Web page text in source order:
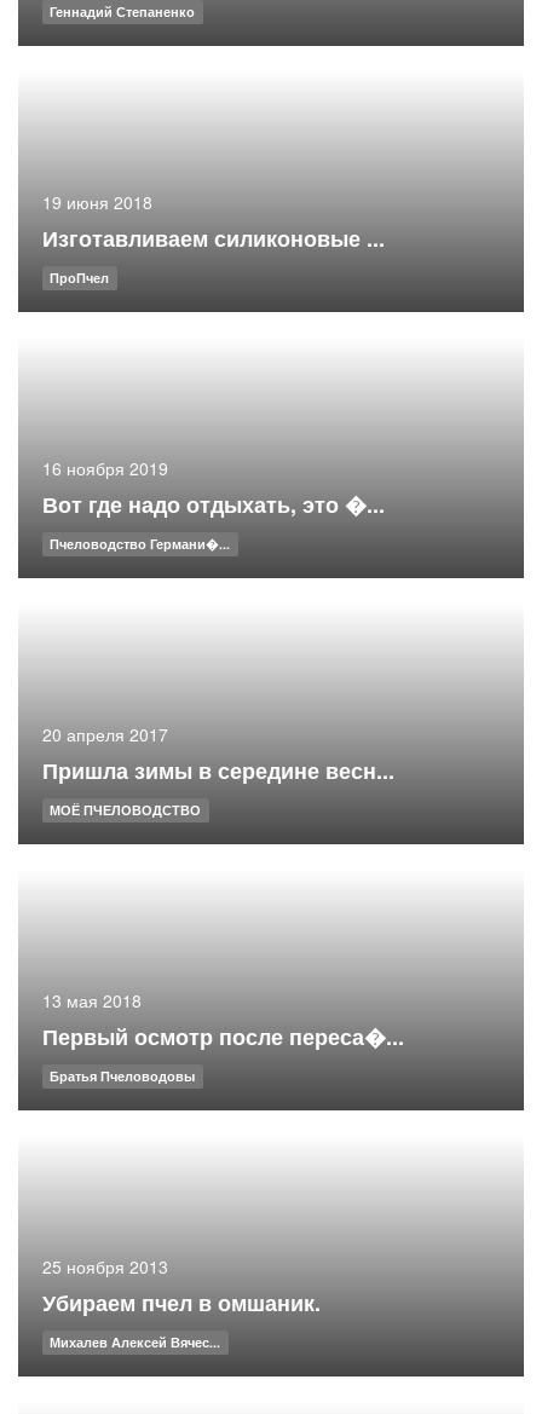
Геннадий Степаненко
19 июня 2018
Изготавливаем силиконовые ...
ПроПчел
16 ноября 2019
Вот где надо отдыхать, это �...
Пчеловодство Германи�...
20 апреля 2017
Пришла зимы в середине весн...
МОЁ ПЧЕЛОВОДСТВО
13 мая 2018
Первый осмотр после переса�...
Братья Пчеловодовы
25 ноября 2013
Убираем пчел в омшаник.
Михалев Алексей Вячес...